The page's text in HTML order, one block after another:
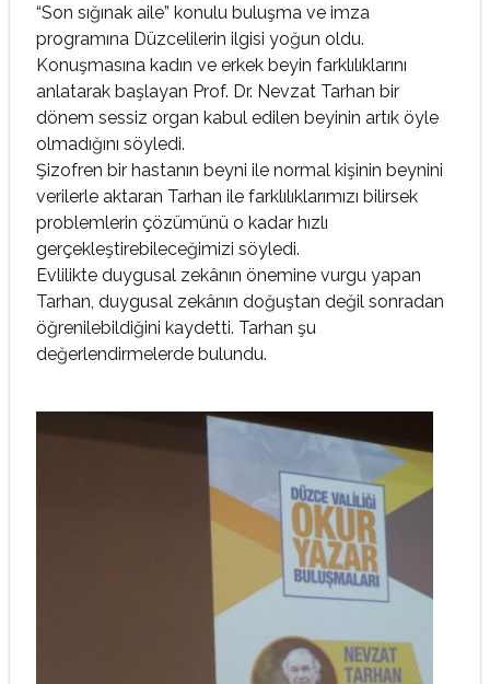
“Son sığınak aile” konulu buluşma ve imza
programına Düzcelilerin ilgisi yoğun oldu.
Konuşmasına kadın ve erkek beyin farklılıklarını
anlatarak başlayan Prof. Dr. Nevzat Tarhan bir
dönem sessiz organ kabul edilen beyinin artık öyle
olmadığını söyledi.
Şizofren bir hastanın beyni ile normal kişinin beynini
verilerle aktaran Tarhan ile farklılıklarımızı bilirsek
problemlerin çözümünü o kadar hızlı
gerçekleştirebileceğimizi söyledi.
Evlilikte duygusal zekânın önemine vurgu yapan
Tarhan, duygusal zekânın doğuştan değil sonradan
öğrenilebildiğini kaydetti. Tarhan şu
değerlendirmelerde bulundu.